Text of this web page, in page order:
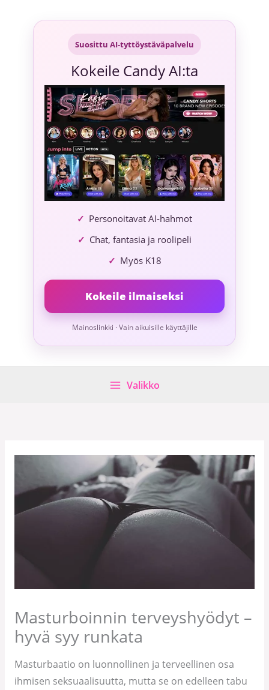
sisältöön
Suosittu AI-tyttöystäväpalvelu
Kokeile Candy AI:ta
Personoitavat AI-hahmot
Chat, fantasia ja roolipeli
Myös K18
Kokeile ilmaiseksi
Mainoslinkki · Vain aikuisille käyttäjille
Valikko
Masturboinnin terveyshyödyt –
hyvä syy runkata
Masturbaatio on luonnollinen ja terveellinen osa
ihmisen seksuaalisuutta, mutta se on edelleen tabu